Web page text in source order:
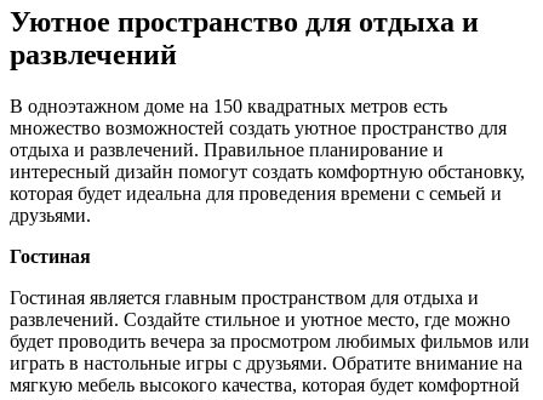
Уютное пространство для отдыха и
развлечений
В одноэтажном доме на 150 квадратных метров есть
множество возможностей создать уютное пространство для
отдыха и развлечений. Правильное планирование и
интересный дизайн помогут создать комфортную обстановку,
которая будет идеальна для проведения времени с семьей и
друзьями.
Гостиная
Гостиная является главным пространством для отдыха и
развлечений. Создайте стильное и уютное место, где можно
будет проводить вечера за просмотром любимых фильмов или
играть в настольные игры с друзьями. Обратите внимание на
мягкую мебель высокого качества, которая будет комфортной